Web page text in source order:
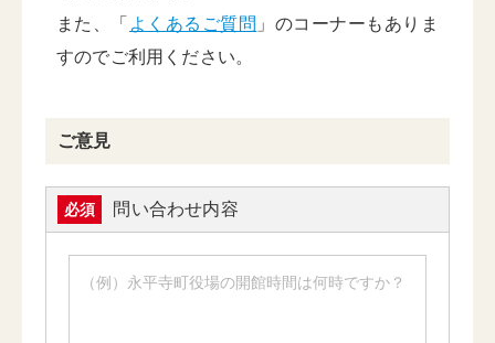
また、「 よくあるご質問 」のコーナーもありま
すのでご利用ください。
ご意見
必須 問い合わせ内容